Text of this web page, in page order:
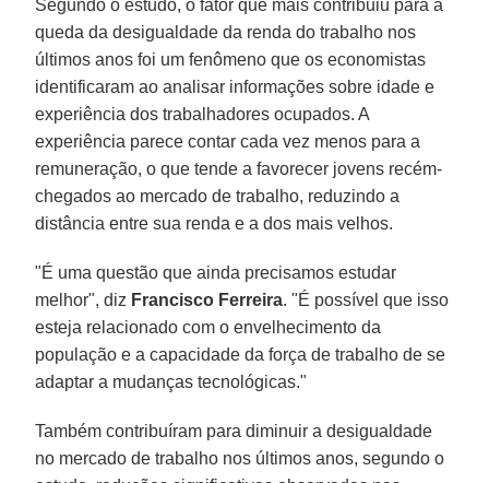
Segundo o estudo, o fator que mais contribuiu para a
queda da desigualdade da renda do trabalho nos
últimos anos foi um fenômeno que os economistas
identificaram ao analisar informações sobre idade e
experiência dos trabalhadores ocupados. A
experiência parece contar cada vez menos para a
remuneração, o que tende a favorecer jovens recém-
chegados ao mercado de trabalho, reduzindo a
distância entre sua renda e a dos mais velhos.
"É uma questão que ainda precisamos estudar
melhor", diz Francisco Ferreira. "É possível que isso
esteja relacionado com o envelhecimento da
população e a capacidade da força de trabalho de se
adaptar a mudanças tecnológicas."
Também contribuíram para diminuir a desigualdade
no mercado de trabalho nos últimos anos, segundo o